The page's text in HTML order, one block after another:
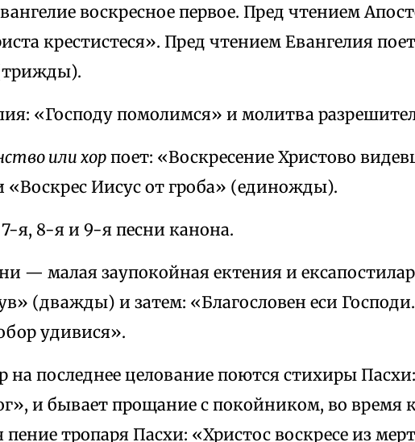
воскресное первое. Пред чтением
крестистеся». Пред чтением Евангелия
«Господу помолимся» и молитва
или хор поет: «Воскресение Христово
Иисус от гроба» (единожды).
я, 8-я и 9-я песни канона.
— малая заупокойная ектения и
(дважды) и затем: «Благословен еси
удивися».
на последнее целование поются стихиры
и бывает прощание с покойником, во время
пение тропаря Пасхи: «Христос воскресе из